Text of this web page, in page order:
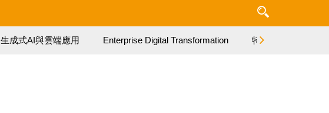
生成式AI與雲端應用 Enterprise Digital Transformation 特集